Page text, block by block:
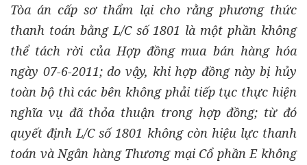
Tòa án cấp sơ thẩm lại cho rằng phương thức
thanh toán bằng L/C số 1801 là một phần không
thể tách rời của Hợp đồng mua bán hàng hóa
ngày 07-6-2011; do vậy, khi hợp đồng này bị hủy
toàn bộ thì các bên không phải tiếp tục thực hiện
nghĩa vụ đã thỏa thuận trong hợp đồng; từ đó
quyết định L/C số 1801 không còn hiệu lực thanh
toán và Ngân hàng Thương mại Cổ phần E không